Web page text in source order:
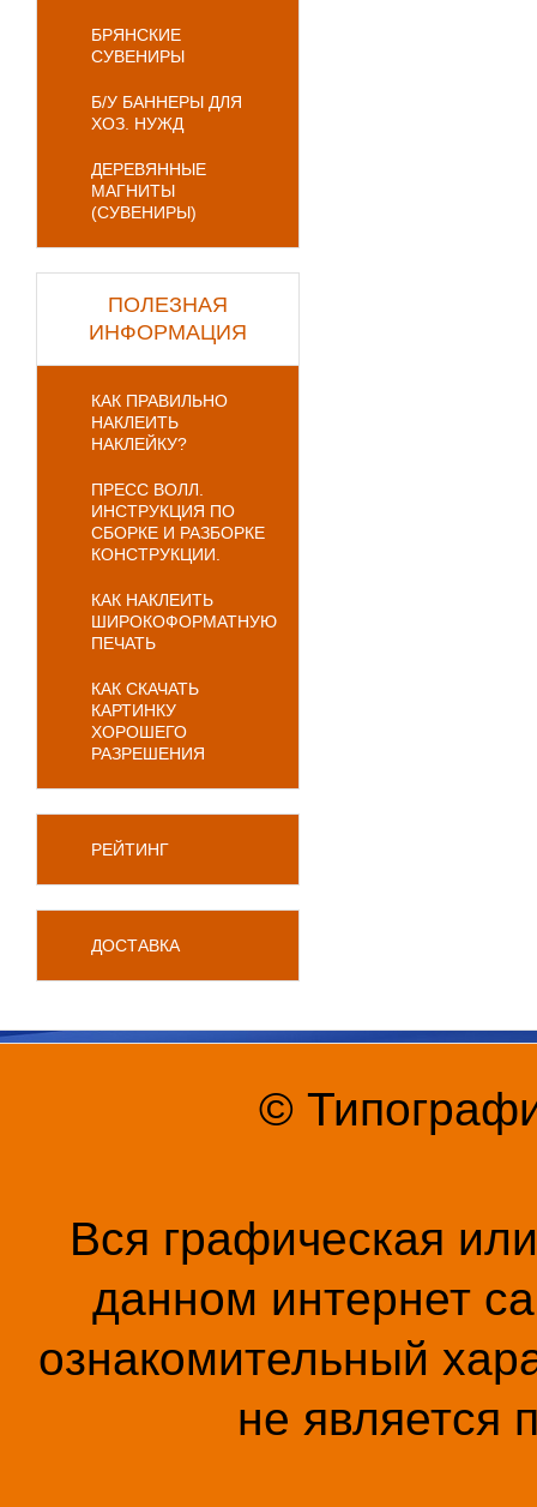
БРЯНСКИЕ
СУВЕНИРЫ
Б/У БАННЕРЫ ДЛЯ
ХОЗ. НУЖД
ДЕРЕВЯННЫЕ
МАГНИТЫ
(СУВЕНИРЫ)
ПОЛЕЗНАЯ
ИНФОРМАЦИЯ
КАК ПРАВИЛЬНО
НАКЛЕИТЬ
НАКЛЕЙКУ?
ПРЕСС ВОЛЛ.
ИНСТРУКЦИЯ ПО
СБОРКЕ И РАЗБОРКЕ
КОНСТРУКЦИИ.
КАК НАКЛЕИТЬ
ШИРОКОФОРМАТНУЮ
ПЕЧАТЬ
КАК СКАЧАТЬ
КАРТИНКУ
ХОРОШЕГО
РАЗРЕШЕНИЯ
РЕЙТИНГ
ДОСТАВКА
©
Вся графическая
данном интернет
ознакомительный
не является